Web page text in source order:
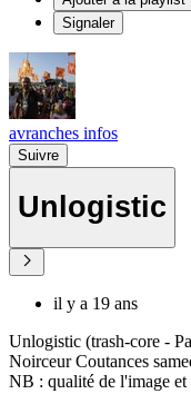
Signaler
avranches infos
Suivre
Unlogistic
il y a 19 ans
Unlogistic (trash-core -
Noirceur Coutances
NB : qualité de l'image et